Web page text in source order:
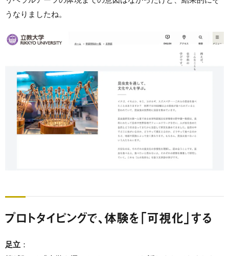
うなりましたね。
プロトタイピングで、体験を「可視化」する
足立 ：